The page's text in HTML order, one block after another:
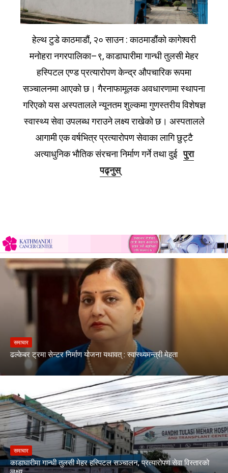
हेल्थ टुडे काठमाडौं, २० साउन : काठमाडौंको कागेश्वरी
मनोहरा नगरपालिका–९, काडाघारीमा गान्धी तुलसी मेहर
हस्पिटल एण्ड प्रत्यारोपण केन्द्र औपचारिक रूपमा
सञ्चालनमा आएको छ। गैरनाफामूलक अवधारणामा स्थापना
गरिएको यस अस्पतालले न्यूनतम शुल्कमा गुणस्तरीय विशेषज्ञ
स्वास्थ्य सेवा उपलब्ध गराउने लक्ष्य राखेको छ। अस्पतालले
आगामी एक वर्षभित्र प्रत्यारोपण सेवाका लागि छुट्टै
अत्याधुनिक भौतिक संरचना निर्माण गर्ने तथा दुईपुरा
पढ्नुस्
समाचार
ढल्केबर ट्रमा सेन्टर निर्माण योजना यथावत् : स्वास्थ्यमन्त्री मेहता
समाचार
काडाघारीमा गान्धी तुलसी मेहर हस्पिटल सञ्चालन, प्रत्यारोपण सेवा विस्तारको